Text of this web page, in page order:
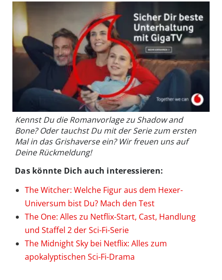
Kennst Du die Romanvorlage zu Shadow and
Bone? Oder tauchst Du mit der Serie zum ersten
Mal in das Grishaverse ein? Wir freuen uns auf
Deine Rückmeldung!
Das könnte Dich auch interessieren:
The Witcher: Welche Figur aus dem Hexer-
Universum bist Du? Mach den Test
The One: Alles zu Netflix-Start, Cast, Handlung
und Staffel 2 der Sci-Fi-Serie
The Midnight Sky bei Netflix: Alles zum
apokalyptischen Sci-Fi-Drama